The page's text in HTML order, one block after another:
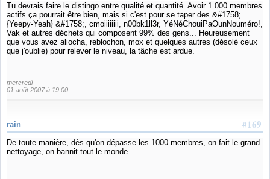
Tu devrais faire le distingo entre qualité et quantité. Avoir 1 000 membres
actifs ça pourrait être bien, mais si c'est pour se taper des &#1758;
{Yeepy-Yeah} &#1758;, cmoiiiiiiii, n00bk1ll3r, YéNéChouiPaOunNouméro!,
Vak et autres déchets qui composent 99% des gens... Heureusement
que vous avez aliocha, reblochon, mox et quelques autres (désolé ceux
que j'oublie) pour relever le niveau, la tâche est ardue.
mercredi
01 août 2007 à 19:00
#169
rain
De toute manière, dès qu'on dépasse les 1000 membres, on fait le grand
nettoyage, on bannit tout le monde.